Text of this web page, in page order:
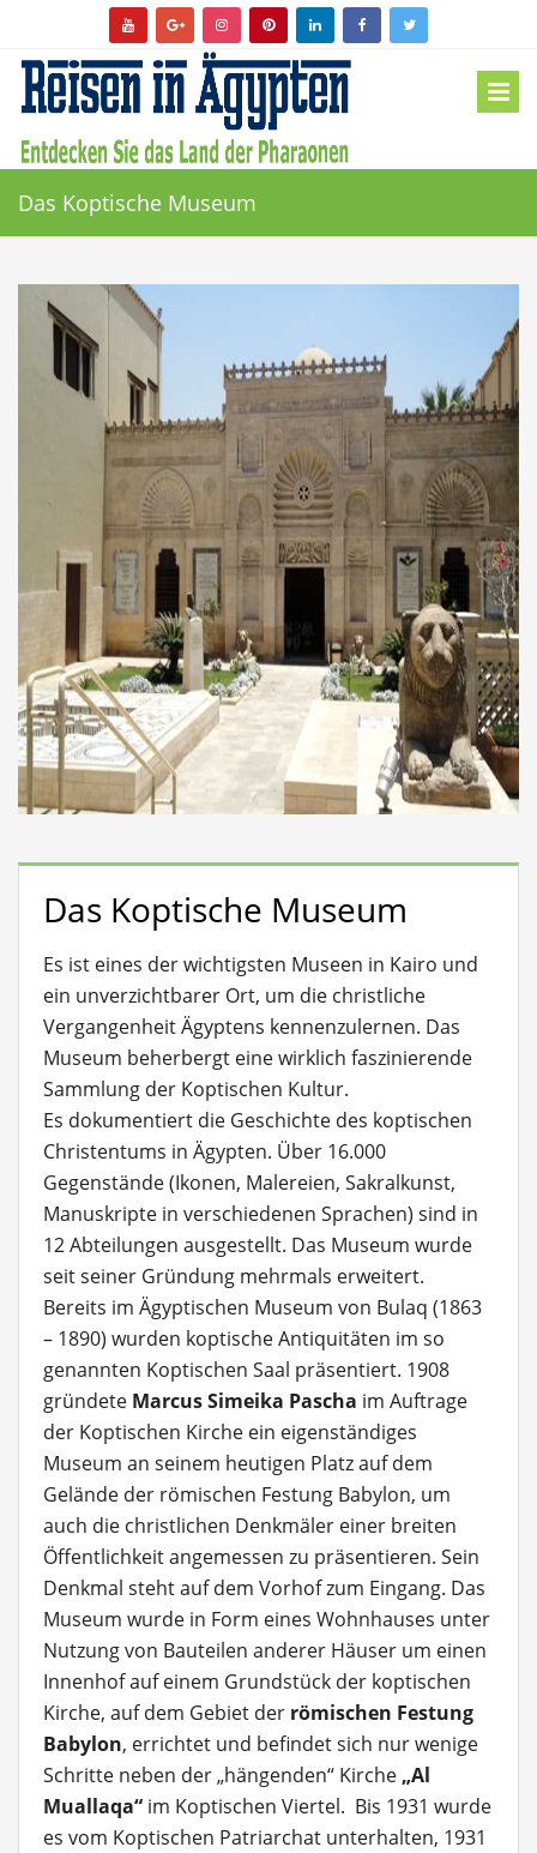
Das Koptische Museum
Das Koptische Museum
Es ist eines der wichtigsten Museen in Kairo und
ein unverzichtbarer Ort, um die christliche
Vergangenheit Ägyptens kennenzulernen. Das
Museum beherbergt eine wirklich faszinierende
Sammlung der Koptischen Kultur.
Es dokumentiert die Geschichte des koptischen
Christentums in Ägypten. Über 16.000
Gegenstände (Ikonen, Malereien, Sakralkunst,
Manuskripte in verschiedenen Sprachen) sind in
12 Abteilungen ausgestellt. Das Museum wurde
seit seiner Gründung mehrmals erweitert.
Bereits im Ägyptischen Museum von Bulaq (1863
– 1890) wurden koptische Antiquitäten im so
genannten Koptischen Saal präsentiert. 1908
gründete Marcus Simeika Pascha im Auftrage
der Koptischen Kirche ein eigenständiges
Museum an seinem heutigen Platz auf dem
Gelände der römischen Festung Babylon, um
auch die christlichen Denkmäler einer breiten
Öffentlichkeit angemessen zu präsentieren. Sein
Denkmal steht auf dem Vorhof zum Eingang. Das
Museum wurde in Form eines Wohnhauses unter
Nutzung von Bauteilen anderer Häuser um einen
Innenhof auf einem Grundstück der koptischen
Kirche, auf dem Gebiet der römischen Festung
Babylon, errichtet und befindet sich nur wenige
Schritte neben der „hängenden“ Kirche „Al
Muallaqa“ im Koptischen Viertel. Bis 1931 wurde
es vom Koptischen Patriarchat unterhalten, 1931